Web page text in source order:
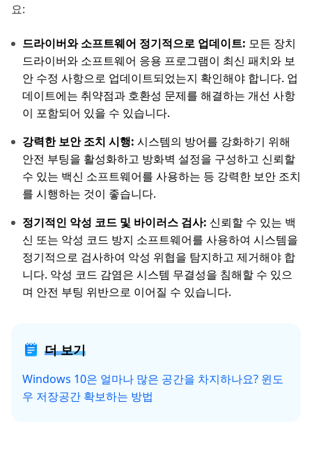
요:
드라이버와 소프트웨어 정기적으로 업데이트: 모든 장치
드라이버와 소프트웨어 응용 프로그램이 최신 패치와 보
안 수정 사항으로 업데이트되었는지 확인해야 합니다. 업
데이트에는 취약점과 호환성 문제를 해결하는 개선 사항
이 포함되어 있을 수 있습니다.
강력한 보안 조치 시행: 시스템의 방어를 강화하기 위해
안전 부팅을 활성화하고 방화벽 설정을 구성하고 신뢰할
수 있는 백신 소프트웨어를 사용하는 등 강력한 보안 조치
를 시행하는 것이 좋습니다.
정기적인 악성 코드 및 바이러스 검사: 신뢰할 수 있는 백
신 또는 악성 코드 방지 소프트웨어를 사용하여 시스템을
정기적으로 검사하여 악성 위협을 탐지하고 제거해야 합
니다. 악성 코드 감염은 시스템 무결성을 침해할 수 있으
며 안전 부팅 위반으로 이어질 수 있습니다.
더 보기
Windows 10은 얼마나 많은 공간을 차지하나요? 윈도
우 저장공간 확보하는 방법